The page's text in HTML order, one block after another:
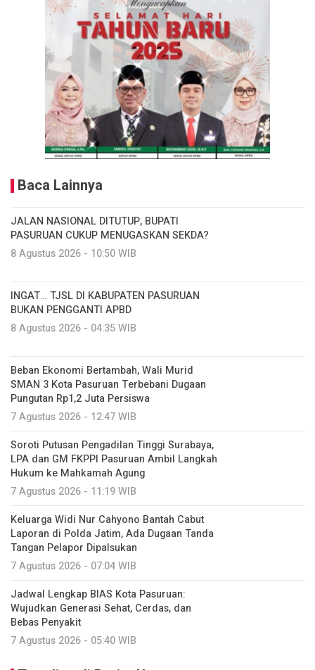
Baca Lainnya
JALAN NASIONAL DITUTUP, BUPATI
PASURUAN CUKUP MENUGASKAN SEKDA?
8 Agustus 2026 - 10:50 WIB
INGAT… TJSL DI KABUPATEN PASURUAN
BUKAN PENGGANTI APBD
8 Agustus 2026 - 04:35 WIB
Beban Ekonomi Bertambah, Wali Murid
SMAN 3 Kota Pasuruan Terbebani Dugaan
Pungutan Rp1,2 Juta Persiswa
7 Agustus 2026 - 12:47 WIB
Soroti Putusan Pengadilan Tinggi Surabaya,
LPA dan GM FKPPI Pasuruan Ambil Langkah
Hukum ke Mahkamah Agung
7 Agustus 2026 - 11:19 WIB
Keluarga Widi Nur Cahyono Bantah Cabut
Laporan di Polda Jatim, Ada Dugaan Tanda
Tangan Pelapor Dipalsukan
7 Agustus 2026 - 07:04 WIB
Jadwal Lengkap BIAS Kota Pasuruan:
Wujudkan Generasi Sehat, Cerdas, dan
Bebas Penyakit
7 Agustus 2026 - 05:40 WIB